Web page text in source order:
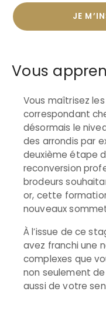
JE
Vous
Vous maîtrisez
correspondant
désormais le
des arrondis par
deuxième étape
reconversion
brodeurs
or, cette
nouveaux
À l’issue de ce
avez franchi une
complexes que
non seulement
aussi de votre